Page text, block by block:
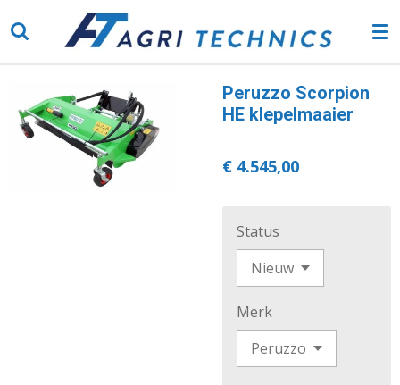
direct
hoofdinhoud
Peruzzo Scorpion
HE klepelmaaier
€ 4.545,00
Status
Merk